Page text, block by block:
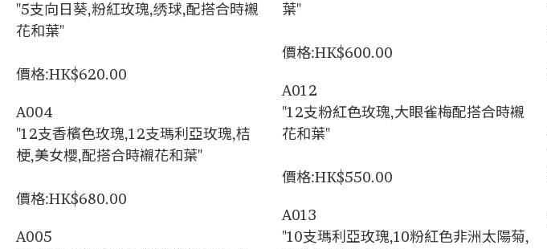
"5支向日葵,粉紅玫瑰,绣球,配搭合時襯
花和葉"
價格:HK$620.00
A004
"12支香檳色玫瑰,12支瑪利亞玫瑰,桔
梗,美女櫻,配搭合時襯花和葉"
價格:HK$680.00
A005
葉"
價格:HK$600.00
A012
"12支粉紅色玫瑰,大眼雀梅配搭合時襯
花和葉"
價格:HK$550.00
A013
"10支瑪利亞玫瑰,10粉紅色非洲太陽菊,